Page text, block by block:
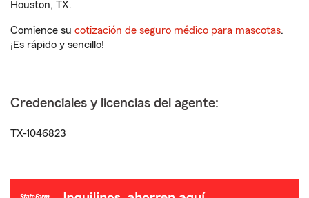
Houston, TX.
Comience su cotización de seguro médico para mascotas.
¡Es rápido y sencillo!
Credenciales y licencias del agente:
TX-1046823